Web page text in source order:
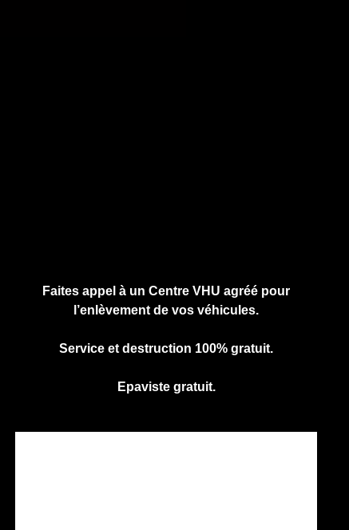
Faites appel à un Centre VHU agréé pour
l’enlèvement de vos véhicules.
Service et destruction 100% gratuit.
Epaviste gratuit.